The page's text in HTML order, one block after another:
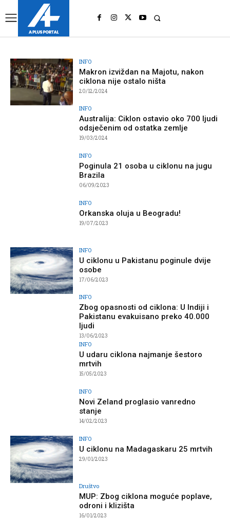
INFO
Makron izviždan na Majotu, nakon
ciklona nije ostalo ništa
20/12/2024
INFO
Australija: Ciklon ostavio oko 700 ljudi
odsječenim od ostatka zemlje
19/03/2024
INFO
Poginula 21 osoba u ciklonu na jugu
Brazila
06/09/2023
INFO
Orkanska oluja u Beogradu!
19/07/2023
INFO
U ciklonu u Pakistanu poginule dvije
osobe
17/06/2023
INFO
Zbog opasnosti od ciklona: U Indiji i
Pakistanu evakuisano preko 40.000
ljudi
13/06/2023
INFO
U udaru ciklona najmanje šestoro
mrtvih
15/05/2023
INFO
Novi Zeland proglasio vanredno
stanje
14/02/2023
INFO
U ciklonu na Madagaskaru 25 mrtvih
29/01/2023
Društvo
MUP: Zbog ciklona moguće poplave,
odroni i klizišta
16/01/2023